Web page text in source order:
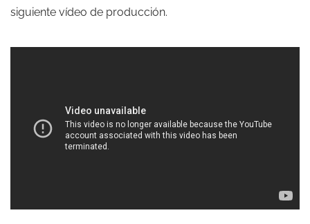
siguiente vídeo de producción.